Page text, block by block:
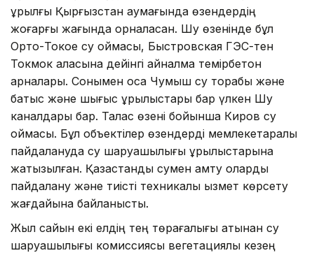
құрылғы Қырғызстан аумағында өзендердің
жоғарғы жағында орналасқан. Шу өзенінде бұл
Орто-Токое су қоймасы, Быстровская ГЭС-тен
Токмок қаласына дейінгі айналма темірбетон
арналары. Сонымен қоса Чумыш су торабы және
батыс және шығыс құрылыстары бар үлкен Шу
каналдары бар. Талас өзені бойынша Киров су
қоймасы. Бұл объектілер өзендерді мемлекетаралық
пайдалануда су шаруашылығы құрылыстарына
жатқызылған. Қазақстанды сумен қамту оларды
пайдалану және тиісті техникалық қызмет көрсету
жағдайына байланысты.
Жыл сайын екі елдің тең төрағалығы атынан су
шаруашылығы комиссиясы вегетациялық кезең